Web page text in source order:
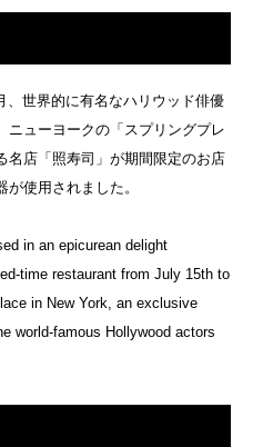
、世界的に有名なハリウッド俳優
ニューヨークの「スプリングプレ
名店「照寿司」が期間限定のお店
使用されました。
in an epicurean delight
time restaurant from July 15th to
in New York, an exclusive
world-famous Hollywood actors